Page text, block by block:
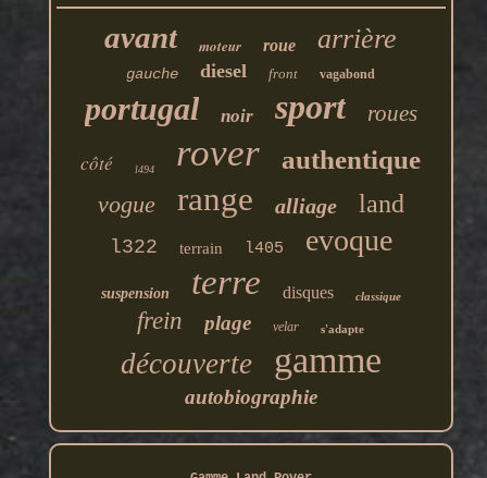
avant moteur roue arrière
gauche diesel front vagabond
portugal noir sport roues
côté l494 rover authentique
vogue range alliage land
l322 terrain l405 evoque
suspension terre disques classique
frein plage velar s'adapte
découverte gamme
autobiographie